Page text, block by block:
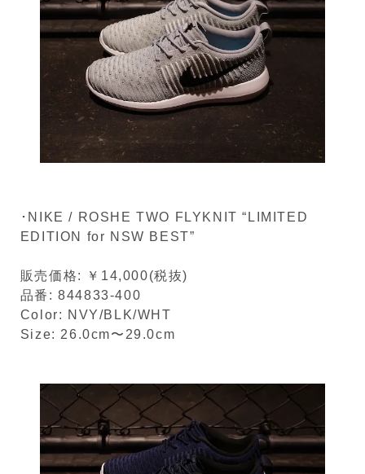
･NIKE / ROSHE TWO FLYKNIT “LIMITED
EDITION for NSW BEST”
販売価格: ￥14,000(税抜)
品番: 844833-400
Color: NVY/BLK/WHT
Size: 26.0cm〜29.0cm